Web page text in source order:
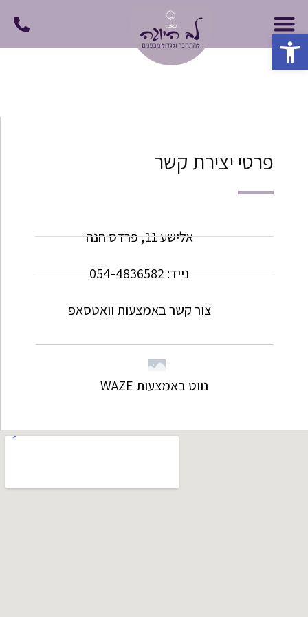
פתח סרגל נגישות
פרטי יצירת קשר
אלישע 11, פרדס חנה
נייד: 054-4836582
צור קשר באמצעות וואטסאפ
נווט באמצעות WAZE